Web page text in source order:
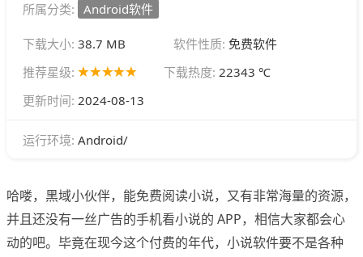
所属分类: Android软件
下载大小: 38.7 MB 软件性质: 免费软件
推荐星级:
下载热度: 22343 ℃
更新时间: 2024-08-13
运行环境: Android/
哈喽，黑域小伙伴，能免费阅读小说，又有非常海量的资源，
并且还没有一丝广告的手机看小说的 APP，相信大家都会心
动的吧。毕竟在现今这个付费的年代，小说软件要不是各种